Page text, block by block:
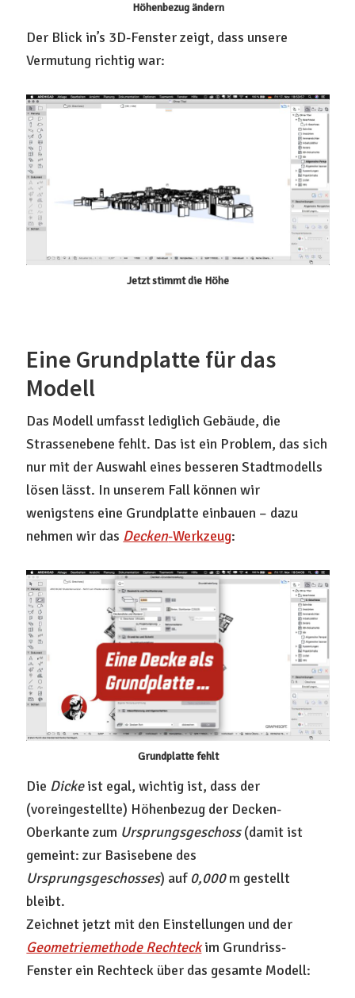
Höhenbezug ändern
Der Blick in’s 3D-Fenster zeigt, dass unsere
Vermutung richtig war:
Jetzt stimmt die Höhe
Eine Grundplatte für das
Modell
Das Modell umfasst lediglich Gebäude, die
Strassenebene fehlt. Das ist ein Problem, das sich
nur mit der Auswahl eines besseren Stadtmodells
lösen lässt. In unserem Fall können wir
wenigstens eine Grundplatte einbauen – dazu
nehmen wir das Decken-Werkzeug:
Grundplatte fehlt
Die Dickeist egal, wichtig ist, dass der
(voreingestellte) Höhenbezug der Decken-
Oberkante zum Ursprungsgeschoss(damit ist
gemeint: zur Basisebene des
Ursprungsgeschosses) auf 0,000m gestellt
bleibt.
Zeichnet jetzt mit den Einstellungen und der
Geometriemethode Rechteckim Grundriss-
Fenster ein Rechteck über das gesamte Modell: